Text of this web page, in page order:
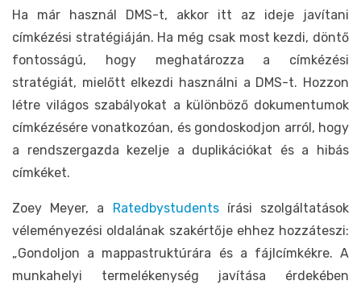
Ha már használ DMS-t, akkor itt az ideje javítani
címkézési stratégiáján. Ha még csak most kezdi, döntő
fontosságú, hogy meghatározza a címkézési
stratégiát, mielőtt elkezdi használni a DMS-t. Hozzon
létre világos szabályokat a különböző dokumentumok
címkézésére vonatkozóan, és gondoskodjon arról, hogy
a rendszergazda kezelje a duplikációkat és a hibás
címkéket.
Zoey Meyer, a Ratedbystudentsírási szolgáltatások
véleményezési oldalának szakértője ehhez hozzáteszi:
„Gondoljon a mappastruktúrára és a fájlcímkékre. A
munkahelyi termelékenység javítása érdekében